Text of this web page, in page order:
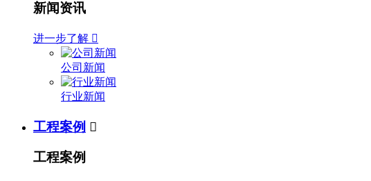
新闻资讯
进一步了解 
公司新闻
行业新闻
工程案例 
工程案例